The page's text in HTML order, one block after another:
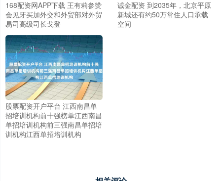
168配资网APP下载 王有莉参赞
会见牙买加外交和外贸部对外贸
易司高级司长戈登
诚金配资 到2035年，北京平原
新城还有约50万常住人口承载
空间
股票配资开户平台 江西南昌单
招培训机构前十强榜单江西南昌
单招培训机构前三强南昌单招培
训机构江西单招培训机构